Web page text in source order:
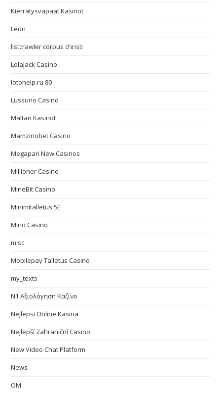
Kierrätysvapaat Kasinot
Leon
listcrawler corpus christi
LolaJack Casino
lotohelp.ru 80
Lussurio Casino
Maltan Kasinot
Mamzinobet Casino
Megapari New Casinos
Millioner Casino
MineBit Casino
Minimitalletus 5E
Mino Casino
misc
Mobilepay Talletus Casino
my_texts
N1 Αξιολόγηση Καζίνο
Nejlepsi Online Kasina
Nejlepší Zahraniční Casino
New Video Chat Platform
News
OM